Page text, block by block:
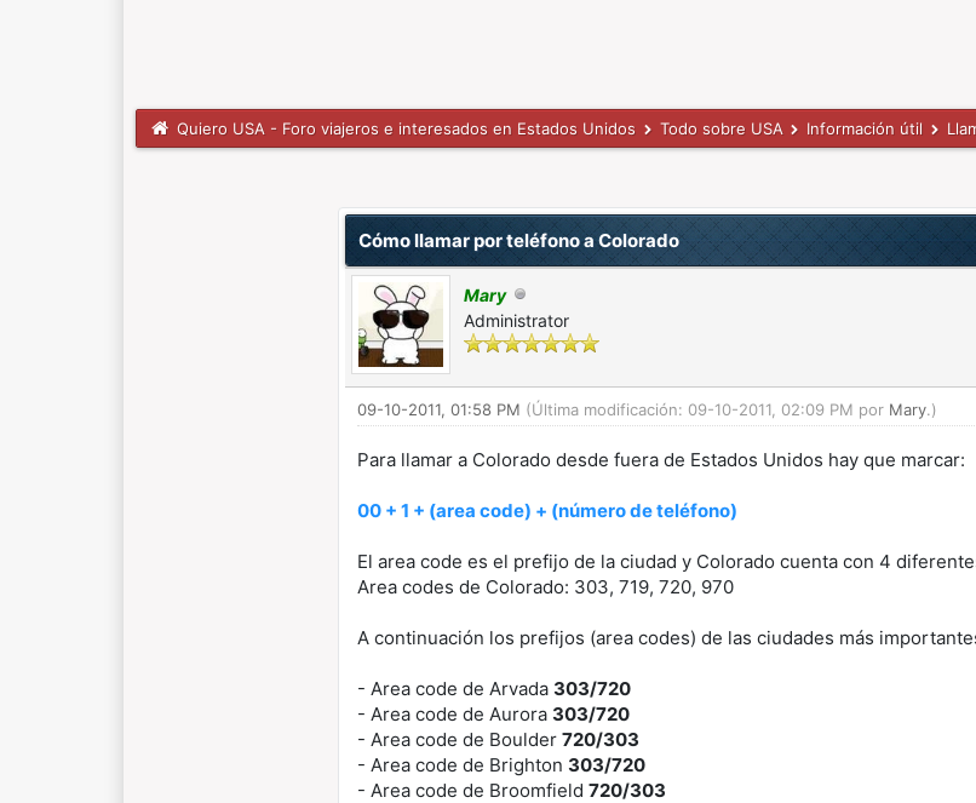
Quiero USA - Foro viajeros e interesados en Estados Unidos Todo sobre USA Información útil
Cómo llamar por teléfono a Colorado
Mary
Administrator
09-10-2011, 01:58 PM (Última modificación: 09-10-2011, 02:09 PM por Mary.)
Para llamar a Colorado desde fuera de Estados Unidos hay que marcar:
00 + 1 + (area code) + (número de teléfono)
El area code es el prefijo de la ciudad y Colorado cuenta con 4
Area codes de Colorado: 303, 719, 720, 970
A continuación los prefijos (area codes) de las ciudades más
- Area code de Arvada 303/720
- Area code de Aurora 303/720
- Area code de Boulder 720/303
- Area code de Brighton 303/720
- Area code de Broomfield 720/303